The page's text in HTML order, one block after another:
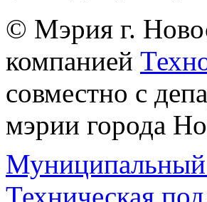
© Мэрия г.
компанией
совместно с
мэрии города
Муниципальный